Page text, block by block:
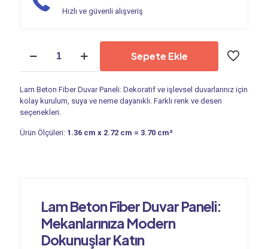
Hızlı ve güvenli alışveriş
Paneli
Beton
PC
1652
Sepete Ekle
Lam Beton Fiber Duvar Paneli: Dekoratif ve işlevsel duvarlarınız için
kolay kurulum, suya ve neme dayanıklı. Farklı renk ve desen
seçenekleri.
Ürün Ölçüleri: 1.36 cm x 2.72 cm = 3.70 cm²
Lam Beton Fiber Duvar Paneli:
Mekanlarınıza Modern
Dokunuşlar Katın